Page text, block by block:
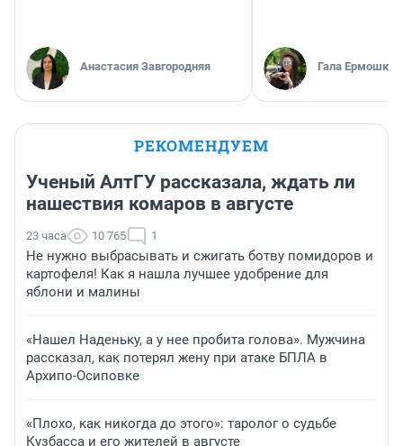
Анастасия Завгородняя Гала
РЕКОМЕНДУЕМ
Ученый АлтГУ рассказала, ждать ли
нашествия комаров в августе
23 часа 10 765 1
Не нужно выбрасывать и сжигать ботву помидоров и
картофеля! Как я нашла лучшее удобрение для
яблони и малины
«Нашел Наденьку, а у нее пробита голова». Мужчина
рассказал, как потерял жену при атаке БПЛА в
Архипо-Осиповке
«Плохо, как никогда до этого»: таролог о судьбе
Кузбасса и его жителей в августе